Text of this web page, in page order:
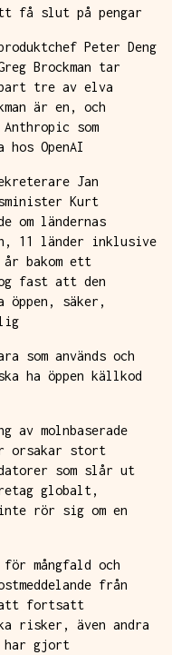
få slut på pengar
Peter Deng
Brockman tar
tre av elva
är en, och
som
OpenAI
Jan
Kurt
om ländernas
11 länder inklusive
bakom ett
fast att den
öppen, säker,
som används och
ha öppen källkod
av molnbaserade
orsakar stort
som slår ut
globalt,
rör sig om en
mångfald och
från
att fortsatt
risker, även andra
har gjort